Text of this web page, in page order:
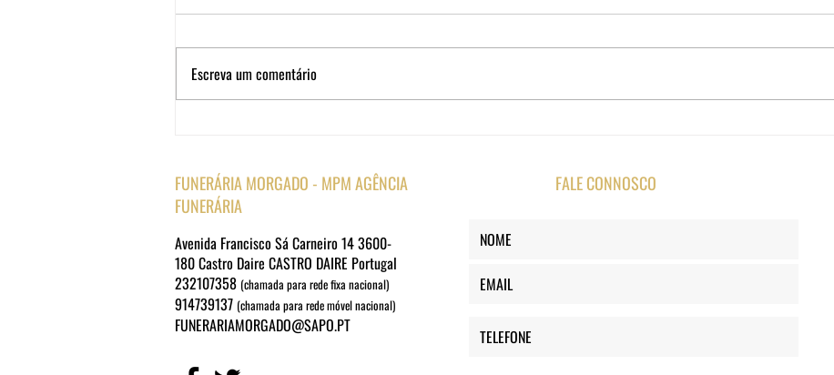
Escreva um comentário
FUNERÁRIA MORGADO - MPM AGÊNCIA
FUNERÁRIA
Avenida Francisco Sá Carneiro 14 3600-
180 Castro Daire CASTRO DAIRE Portugal
232107358 (chamada para rede fixa nacional)
914739137 (chamada para rede móvel nacional)
FUNERARIAMORGADO@SAPO.PT
FALE CONNOSCO